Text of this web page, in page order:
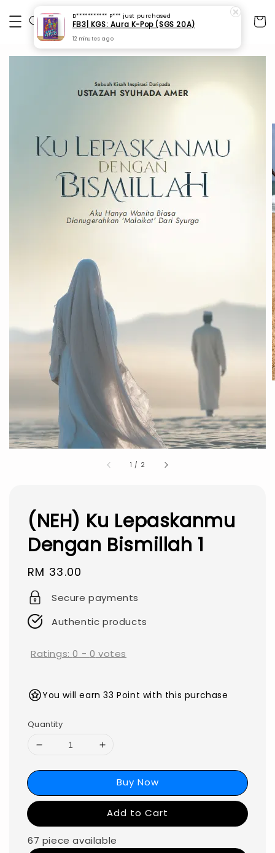
1 / 2
(NEH) Ku Lepaskanmu
Dengan Bismillah 1
Regular
price
RM 33.00
Secure payments
Authentic products
Ratings:0 - 0 votes
You will earn 33 Point with this purchase
Quantity
Buy Now
Add to Cart
67 piece available
D*********** P*** just purchased
FB3| KGS: Aura K-Pop (SGS 20A)
12 minutes ago